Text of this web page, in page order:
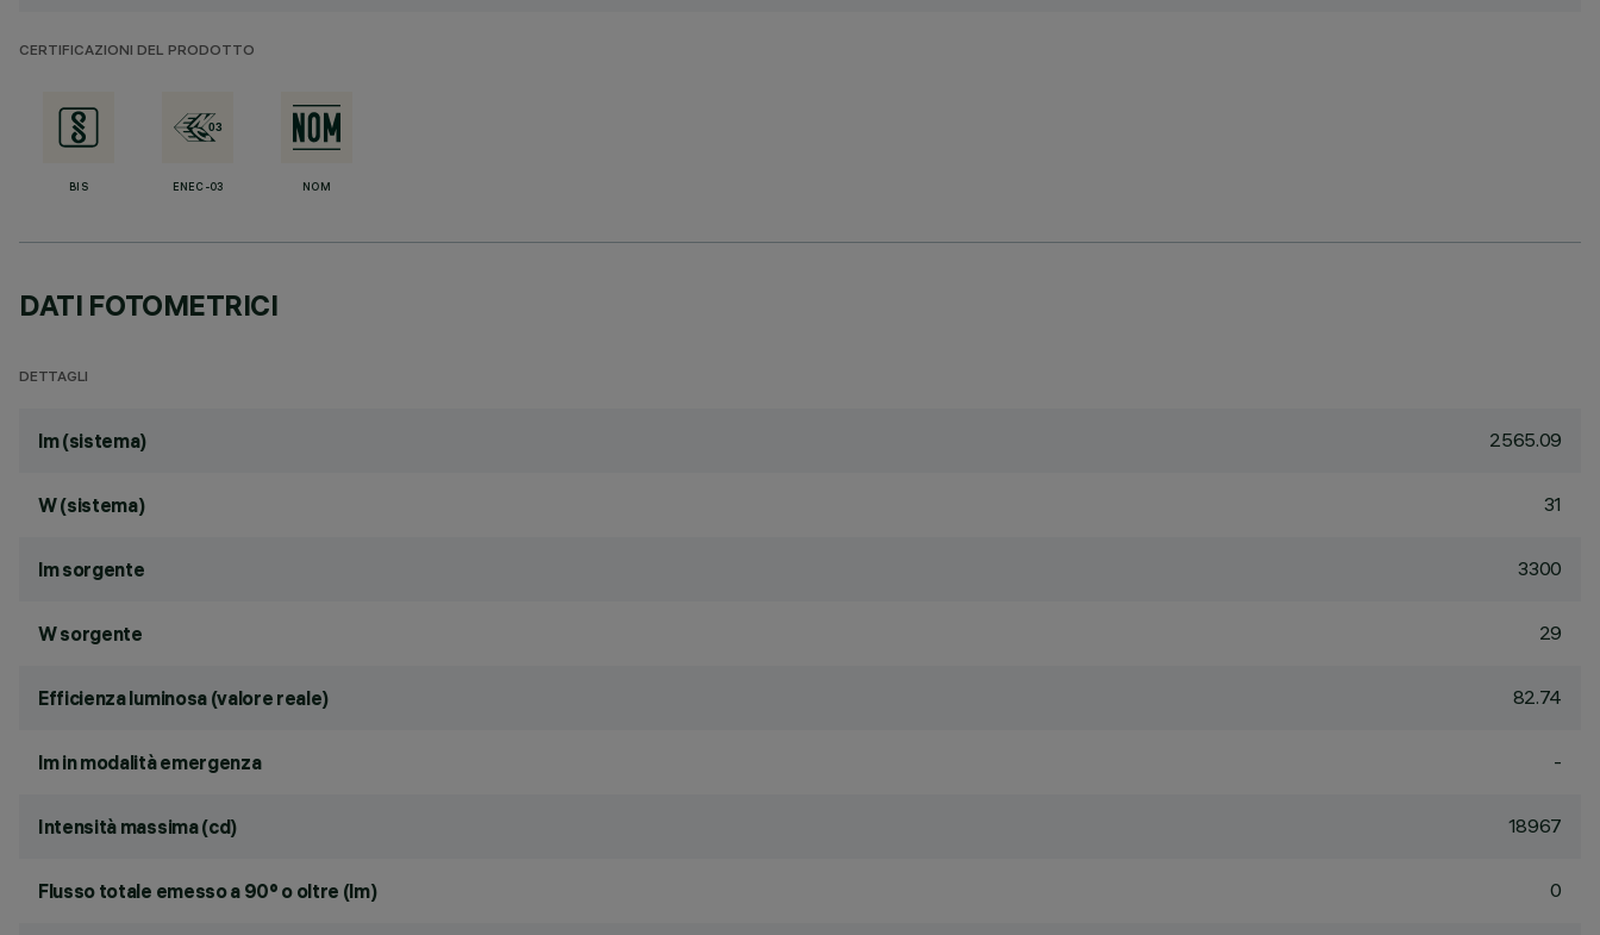
CERTIFICAZIONI DEL PRODOTTO
BIS ENEC-03 NOM
DATI FOTOMETRICI
DETTAGLI
lm (sistema) 2565.09
W (sistema) 31
lm sorgente 3300
W sorgente 29
Efficienza luminosa (valore reale) 82.74
lm in modalità emergenza -
Intensità massima (cd) 18967
Flusso totale emesso a 90° o oltre (lm) 0